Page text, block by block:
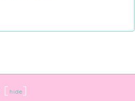
[ hide]